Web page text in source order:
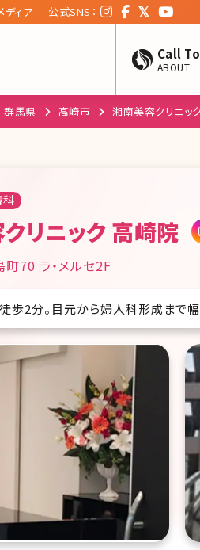
ィア 公式SNS：
Call
ABOUT
群馬県 高崎市 湘南美容クリニッ
科
リニック 高崎院
70 ラ・メルセ2F
歩2分。目元から婦人科形成まで幅